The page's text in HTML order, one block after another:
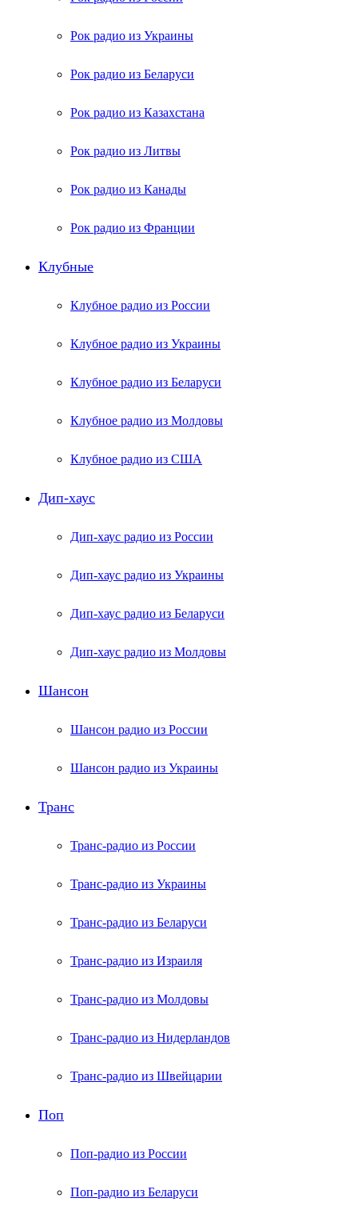
Рок радио из Украины
Рок радио из Беларуси
Рок радио из Казахстана
Рок радио из Литвы
Рок радио из Канады
Рок радио из Франции
Клубные
Клубное радио из России
Клубное радио из Украины
Клубное радио из Беларуси
Клубное радио из Молдовы
Клубное радио из США
Дип-хаус
Дип-хаус радио из России
Дип-хаус радио из Украины
Дип-хаус радио из Беларуси
Дип-хаус радио из Молдовы
Шансон
Шансон радио из России
Шансон радио из Украины
Транс
Транс-радио из России
Транс-радио из Украины
Транс-радио из Беларуси
Транс-радио из Израиля
Транс-радио из Молдовы
Транс-радио из Нидерландов
Транс-радио из Швейцарии
Поп
Поп-радио из России
Поп-радио из Беларуси